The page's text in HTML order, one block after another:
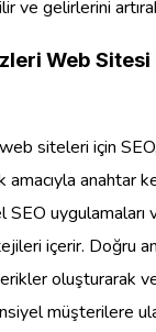
ve gelirlerini
Web Sitesi
siteleri için
amacıyla anahtar
uygulamaları
içerir. Doğru
oluşturarak
müşterilere